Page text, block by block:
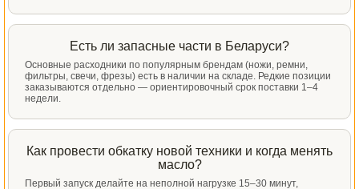
Есть ли запасные части в Беларуси?
Основные расходники по популярным брендам (ножи, ремни,
фильтры, свечи, фрезы) есть в наличии на складе. Редкие позиции
заказываются отдельно — ориентировочный срок поставки 1–4
недели.
Как провести обкатку новой техники и когда менять
масло?
Первый запуск делайте на неполной нагрузке 15–30 минут,